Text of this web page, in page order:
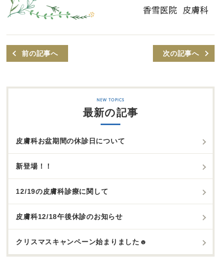
前の記事へ 次の記事へ
最新の記事
皮膚科お盆期間の休診日について
新登場！！
12/19の皮膚科診療に関して
皮膚科12/18午後休診のお知らせ
クリスマスキャンペーン始まりました☻